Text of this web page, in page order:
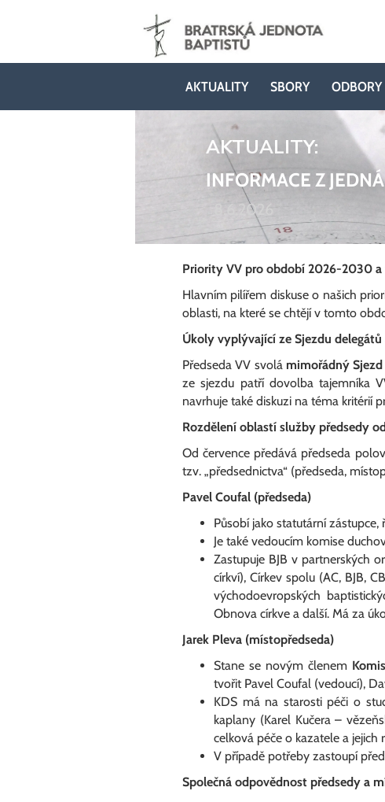
AKTUALITY SBORY ODBORY
AKTUALITY:
INFORMACE Z
8.6.2026
Priority VV pro období 2026-2030 a
Hlavním pilířem diskuse o našich
oblasti, na které se chtějí v tomto
Úkoly vyplývající ze Sjezdu
Předseda VV svolá mimořádný
ze sjezdu patří dovolba tajemníka
navrhuje také diskuzi na téma kritérií
Rozdělení oblastí služby předsedy
Od července předává předseda
tzv. „předsednictva“ (předseda,
Pavel Coufal (předseda)
Působí jako statutární
Je také vedoucím komise
Zastupuje BJB v partnerských
církví), Církev spolu (AC, BJB,
východoevropských
Obnova církve a další. Má za
Jarek Pleva (místopředseda)
Stane se novým členem
tvořit Pavel Coufal (vedoucí),
KDS má na starosti péči o
kaplany (Karel Kučera –
celková péče o kazatele a jejich
V případě potřeby zastoupí
Společná odpovědnost předsedy a